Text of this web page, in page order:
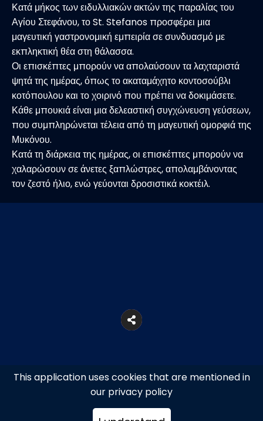
This application uses cookies that are mentioned in
our privacy policy
Κατά μήκος των ειδυλλιακών ακτών της παραλίας του
Αγίου Στεφάνου, το St. Stefanos προσφέρει μια
μαγευτική γαστρονομική εμπειρία σε συνδυασμό με
εκπληκτική θέα στη θάλασσα.
Οι επισκέπτες μπορούν να απολαύσουν τα λαχταριστά
ψητά της ημέρας, όπως το ακαταμάχητο κοντοσούβλι
κοτόπουλου και το χοιρινό που πρέπει να δοκιμάσετε.
Κάθε μπουκιά είναι μια δελεαστική συγχώνευση γεύσεων,
που συμπληρώνεται τέλεια από τη μαγευτική ομορφιά της
Μυκόνου.
Κατά τη διάρκεια της ημέρας, οι επισκέπτες μπορούν να
χαλαρώσουν σε άνετες ξαπλώστρες, απολαμβάνοντας
τον ζεστό ήλιο, ενώ γεύονται δροσιστικά κοκτέιλ.